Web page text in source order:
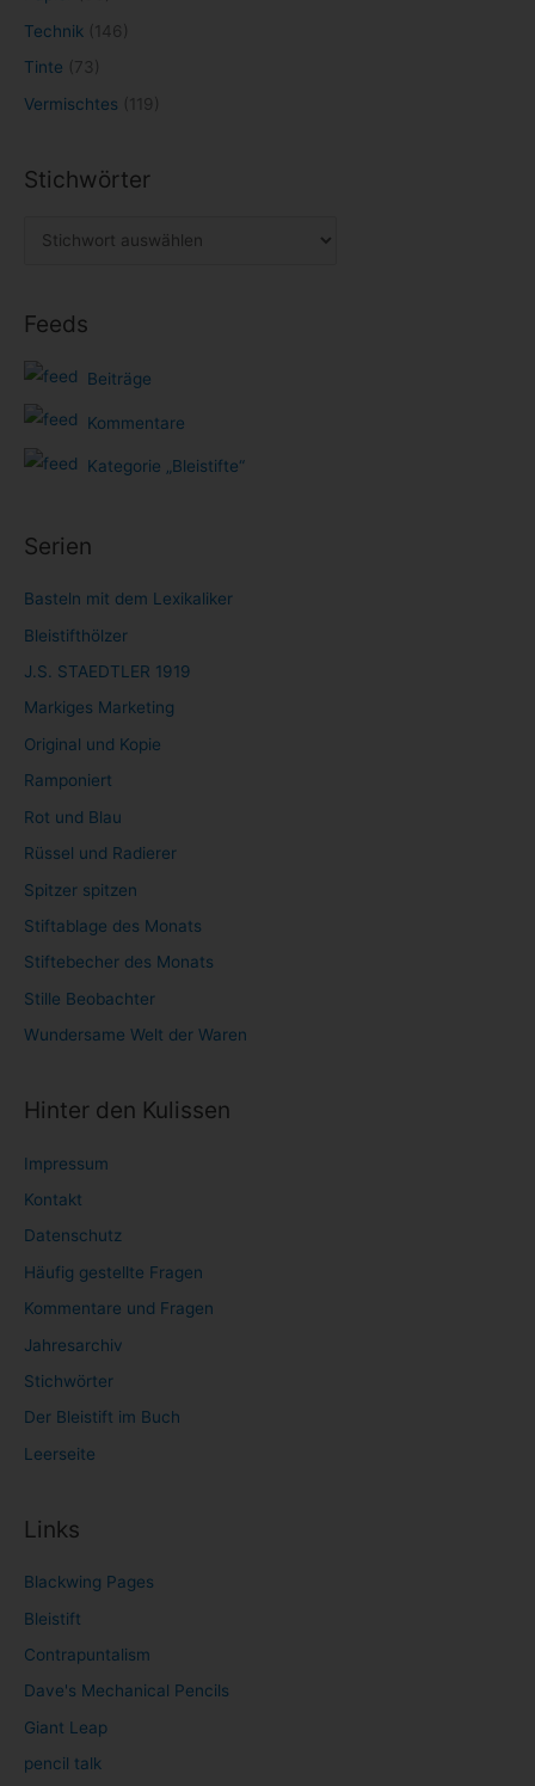
Technik (146)
Tinte (73)
Vermischtes (119)
Stichwörter
Feeds
Beiträge
Kommentare
Kategorie „Bleistifte“
Serien
Basteln mit dem Lexikaliker
Bleistifthölzer
J.S. STAEDTLER 1919
Markiges Marketing
Original und Kopie
Ramponiert
Rot und Blau
Rüssel und Radierer
Spitzer spitzen
Stiftablage des Monats
Stiftebecher des Monats
Stille Beobachter
Wundersame Welt der Waren
Hinter den Kulissen
Impressum
Kontakt
Datenschutz
Häufig gestellte Fragen
Kommentare und Fragen
Jahresarchiv
Stichwörter
Der Bleistift im Buch
Leerseite
Links
Blackwing Pages
Bleistift
Contrapuntalism
Dave's Mechanical Pencils
Giant Leap
pencil talk